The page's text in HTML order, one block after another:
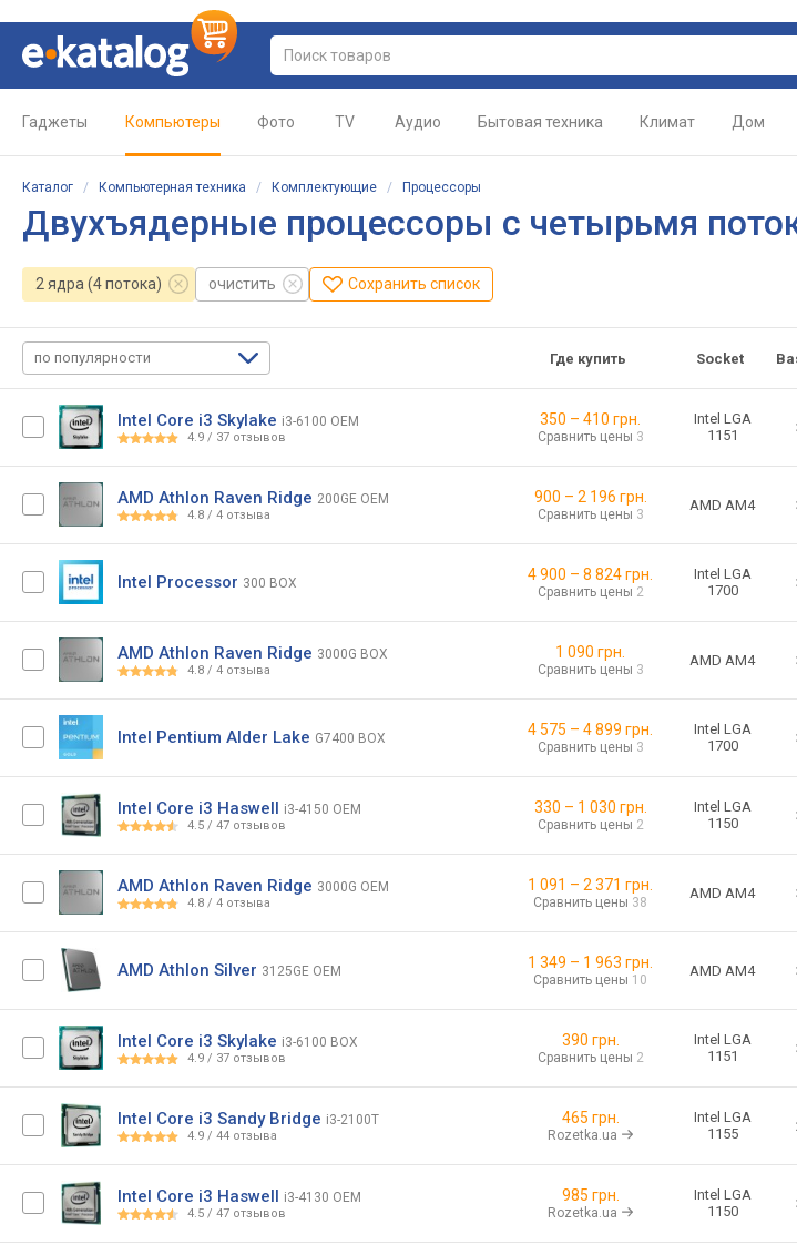
Гаджеты Компьютеры Фото TV Аудио Бытовая техника Климат Дом
Каталог / Компьютерная техника / Комплектующие / Процессоры
Двухъядерные процессоры с четырьмя
2 ядра (4 потока) очистить Сохранить список
по популярности Где купить Socket
Intel Core i3 Skylake i3-6100 OEM
4.9 / 37 отзывов
350 – 410 грн.
Сравнить цены 3
Intel LGA
1151
AMD Athlon Raven Ridge 200GE OEM
4.8 / 4 отзыва
900 – 2 196 грн.
Сравнить цены 3
AMD AM4
Intel Processor 300 BOX 4 900 – 8 824грн.
Сравнить цены 2
Intel LGA
1700
AMD Athlon Raven Ridge 3000G BOX
4.8 / 4 отзыва
1 090 грн.
Сравнить цены 3
AMD AM4
Intel Pentium Alder Lake G7400 BOX 4 575 – 4 899 грн.
Сравнить цены 3
Intel LGA
1700
Intel Core i3 Haswell i3-4150 OEM
4.5 / 47 отзывов
330 – 1 030 грн.
Сравнить цены 2
Intel LGA
1150
AMD Athlon Raven Ridge 3000G OEM
4.8 / 4 отзыва
1 091 – 2 371 грн.
Сравнить цены 38
AMD AM4
AMD Athlon Silver 3125GE OEM 1 349 – 1 963 грн.
Сравнить цены 10
AMD AM4
Intel Core i3 Skylake i3-6100 BOX
4.9 / 37 отзывов
390 грн.
Сравнить цены 2
Intel LGA
1151
Intel Core i3 Sandy Bridge i3-2100T
4.9 / 44 отзыва
465 грн.
Rozetka.ua
Intel LGA
1155
Intel Core i3 Haswell i3-4130 OEM
4.5 / 47 отзывов
985 грн.
Rozetka.ua
Intel LGA
1150